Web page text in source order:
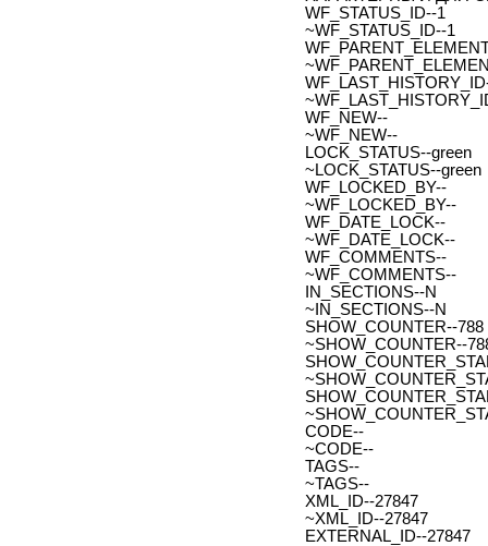
WF_STATUS_ID--1
~WF_STATUS_ID--1
WF_NEW--
~WF_NEW--
LOCK_STATUS--green
~LOCK_STATUS--green
WF_LOCKED_BY--
~WF_LOCKED_BY--
WF_DATE_LOCK--
~WF_DATE_LOCK--
WF_COMMENTS--
~WF_COMMENTS--
IN_SECTIONS--N
~IN_SECTIONS--N
SHOW_COUNTER--788
~SHOW_COUNTER--
CODE--
~CODE--
TAGS--
~TAGS--
XML_ID--27847
~XML_ID--27847
EXTERNAL_ID--27847